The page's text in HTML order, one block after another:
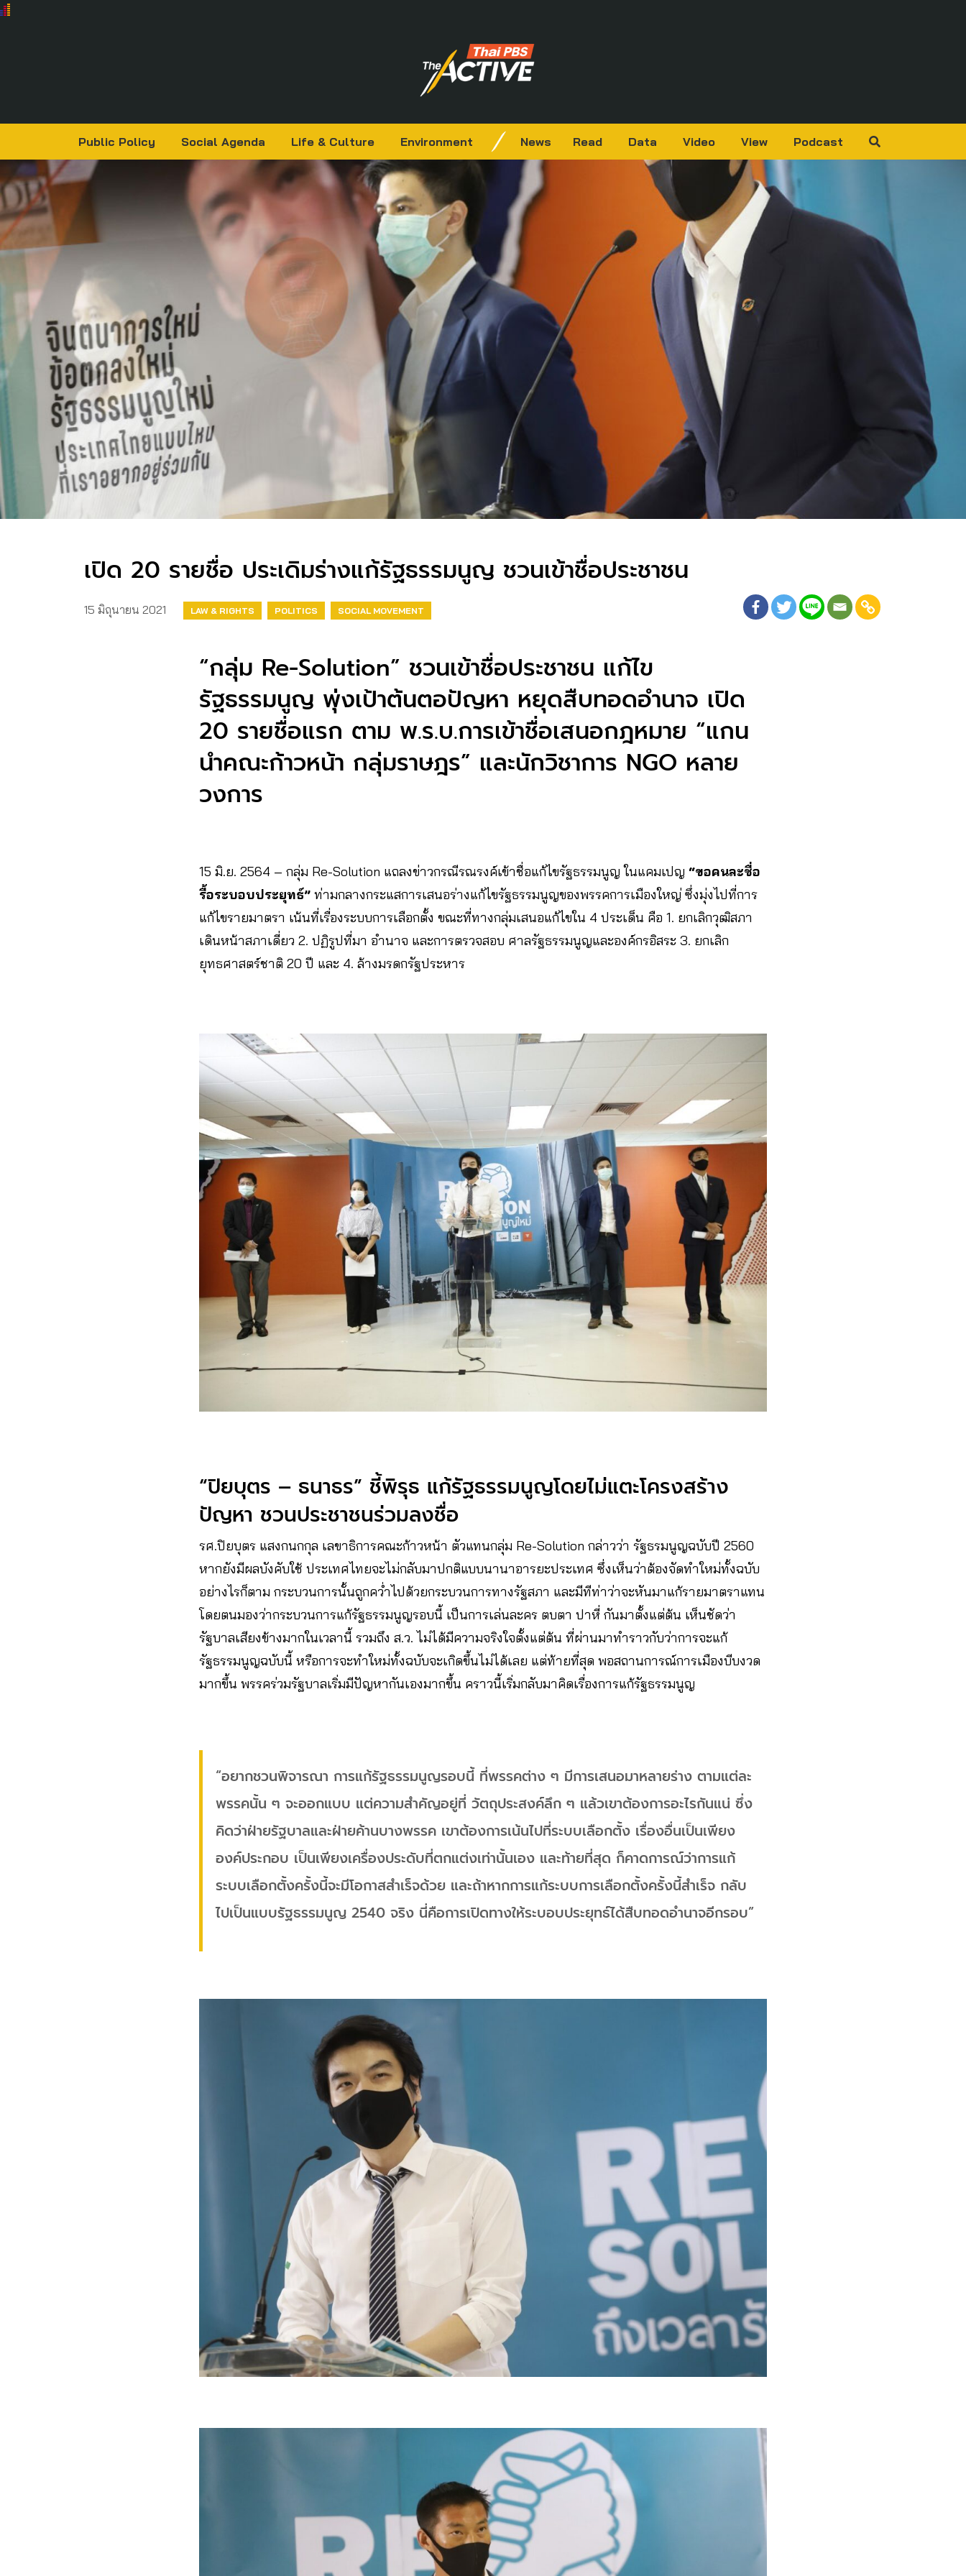
Public Policy Social Agenda Life & Culture Environment News Read Data Video View Podcast
เปิด 20 รายชื่อ ประเดิมร่างแก้รัฐธรรมนูญ ชวนเข้าชื่อประชาชน
15 มิถุนายน 2021 LAW & RIGHTS POLITICS SOCIAL MOVEMENT
“กลุ่ม Re-Solution” ชวนเข้าชื่อประชาชน แก้ไข
รัฐธรรมนูญ พุ่งเป้าต้นตอปัญหา หยุดสืบทอดอำนาจ เปิด
20 รายชื่อแรก ตาม พ.ร.บ.การเข้าชื่อเสนอกฎหมาย “แกน
นำคณะก้าวหน้า กลุ่มราษฎร” และนักวิชาการ NGO หลาย
วงการ
15 มิ.ย. 2564 – กลุ่ม Re-Solution แถลงข่าวกรณีรณรงค์เข้าชื่อแก้ไขรัฐธรรมนูญ ในแคมเปญ “ขอคนละชื่อ
รื้อระบอบประยุทธ์” ท่ามกลางกระแสการเสนอร่างแก้ไขรัฐธรรมนูญของพรรคการเมืองใหญ่ ซึ่งมุ่งไปที่การ
แก้ไขรายมาตรา เน้นที่เรื่องระบบการเลือกตั้ง ขณะที่ทางกลุ่มเสนอแก้ไขใน 4 ประเด็น คือ 1. ยกเลิกวุฒิสภา
เดินหน้าสภาเดี่ยว 2. ปฏิรูปที่มา อำนาจ และการตรวจสอบ ศาลรัฐธรรมนูญและองค์กรอิสระ 3. ยกเลิก
ยุทธศาสตร์ชาติ 20 ปี และ 4. ล้างมรดกรัฐประหาร
“ปิยบุตร – ธนาธร” ชี้พิรุธ แก้รัฐธรรมนูญโดยไม่แตะโครงสร้าง
ปัญหา ชวนประชาชนร่วมลงชื่อ
รศ.ปิยบุตร แสงกนกกุล เลขาธิการคณะก้าวหน้า ตัวแทนกลุ่ม Re-Solution กล่าวว่า รัฐธรมนูญฉบับปี 2560
หากยังมีผลบังคับใช้ ประเทศไทยจะไม่กลับมาปกติแบบนานาอารยะประเทศ ซึ่งเห็นว่าต้องจัดทำใหม่ทั้งฉบับ
อย่างไรก็ตาม กระบวนการนั้นถูกคว่ำไปด้วยกระบวนการทางรัฐสภา และมีทีท่าว่าจะหันมาแก้รายมาตราแทน
โดยตนมองว่ากระบวนการแก้รัฐธรรมนูญรอบนี้ เป็นการเล่นละคร ตบตา ปาหี่ กันมาตั้งแต่ต้น เห็นชัดว่า
รัฐบาลเสียงข้างมากในเวลานี้ รวมถึง ส.ว. ไม่ได้มีความจริงใจตั้งแต่ต้น ที่ผ่านมาทำราวกับว่าการจะแก้
รัฐธรรมนูญฉบับนี้ หรือการจะทำใหม่ทั้งฉบับจะเกิดขึ้นไม่ได้เลย แต่ท้ายที่สุด พอสถานการณ์การเมืองบีบงวด
มากขึ้น พรรคร่วมรัฐบาลเริ่มมีปัญหากันเองมากขึ้น คราวนี้เริ่มกลับมาคิดเรื่องการแก้รัฐธรรมนูญ
“อยากชวนพิจารณา การแก้รัฐธรรมนูญรอบนี้ ที่พรรคต่าง ๆ มีการเสนอมาหลายร่าง ตามแต่ละ
พรรคนั้น ๆ จะออกแบบ แต่ความสำคัญอยู่ที่ วัตถุประสงค์ลึก ๆ แล้วเขาต้องการอะไรกันแน่ ซึ่ง
คิดว่าฝ่ายรัฐบาลและฝ่ายค้านบางพรรค เขาต้องการเน้นไปที่ระบบเลือกตั้ง เรื่องอื่นเป็นเพียง
องค์ประกอบ เป็นเพียงเครื่องประดับที่ตกแต่งเท่านั้นเอง และท้ายที่สุด ก็คาดการณ์ว่าการแก้
ระบบเลือกตั้งครั้งนี้จะมีโอกาสสำเร็จด้วย และถ้าหากการแก้ระบบการเลือกตั้งครั้งนี้สำเร็จ กลับ
ไปเป็นแบบรัฐธรรมนูญ 2540 จริง นี่คือการเปิดทางให้ระบอบประยุทธ์ได้สืบทอดอำนาจอีกรอบ”